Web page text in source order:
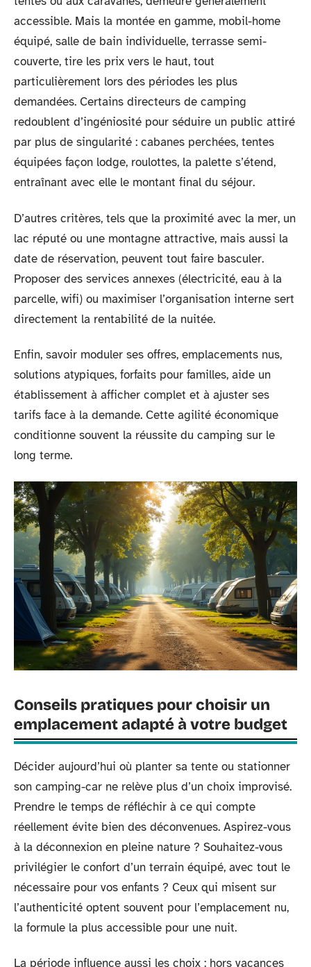
accessible. Mais la montée en gamme, mobil-home
équipé, salle de bain individuelle, terrasse semi-
couverte, tire les prix vers le haut, tout
particulièrement lors des périodes les plus
demandées. Certains directeurs de camping
redoublent d’ingéniosité pour séduire un public attiré
par plus de singularité : cabanes perchées, tentes
équipées façon lodge, roulottes, la palette s’étend,
entraînant avec elle le montant final du séjour.
D’autres critères, tels que la proximité avec la mer, un
lac réputé ou une montagne attractive, mais aussi la
date de réservation, peuvent tout faire basculer.
Proposer des services annexes (électricité, eau à la
parcelle, wifi) ou maximiser l’organisation interne sert
directement la rentabilité de la nuitée.
Enfin, savoir moduler ses offres, emplacements nus,
solutions atypiques, forfaits pour familles, aide un
établissement à afficher complet et à ajuster ses
tarifs face à la demande. Cette agilité économique
conditionne souvent la réussite du camping sur le
long terme.
Conseils pratiques pour choisir un
emplacement adapté à votre budget
Décider aujourd’hui où planter sa tente ou stationner
son camping-car ne relève plus d’un choix improvisé.
Prendre le temps de réfléchir à ce qui compte
réellement évite bien des déconvenues. Aspirez-vous
à la déconnexion en pleine nature ? Souhaitez-vous
privilégier le confort d’un terrain équipé, avec tout le
nécessaire pour vos enfants ? Ceux qui misent sur
l’authenticité optent souvent pour l’emplacement nu,
la formule la plus accessible pour une nuit.
La période influence aussi les choix : hors vacances